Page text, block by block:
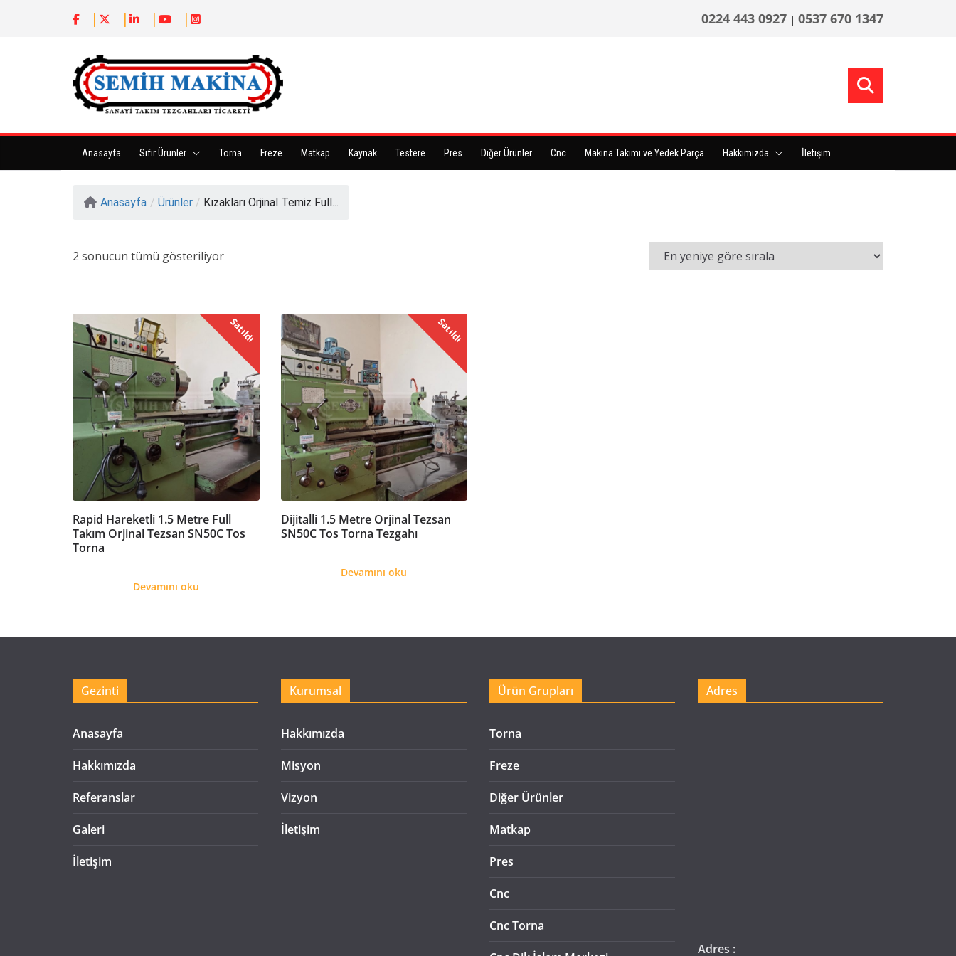
0224 443 0927 | 0537 670 1347
Anasayfa Sıfır Ürünler Torna Freze Matkap Kaynak Testere Pres Diğer Ürünler Cnc Makina Takımı ve Yedek Parça Hakkımızda İletişim
Anasayfa / Ürünler / Kızakları Orjinal Temiz Full...
2 sonucun tümü gösteriliyor
Satıldı
Rapid Hareketli 1.5 Metre Full
Takım Orjinal Tezsan SN50C Tos
Torna
Devamını oku
Satıldı
Dijitalli 1.5 Metre Orjinal Tezsan
SN50C Tos Torna Tezgahı
Devamını oku
Gezinti
Anasayfa
Hakkımızda
Referanslar
Galeri
İletişim
Kurumsal
Hakkımızda
Misyon
Vizyon
İletişim
Ürün Grupları
Torna
Freze
Diğer Ürünler
Matkap
Pres
Cnc
Cnc Torna
Adres
Adres :